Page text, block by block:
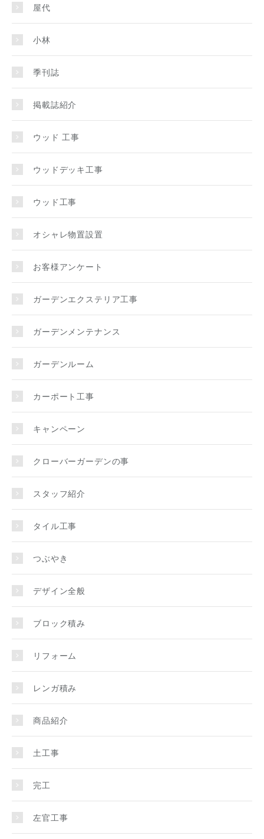
屋代
小林
季刊誌
掲載誌紹介
ウッド 工事
ウッドデッキ工事
ウッド工事
オシャレ物置設置
お客様アンケート
ガーデンエクステリア工事
ガーデンメンテナンス
ガーデンルーム
カーポート工事
キャンペーン
クローバーガーデンの事
スタッフ紹介
タイル工事
つぶやき
デザイン全般
ブロック積み
リフォーム
レンガ積み
商品紹介
土工事
完工
左官工事